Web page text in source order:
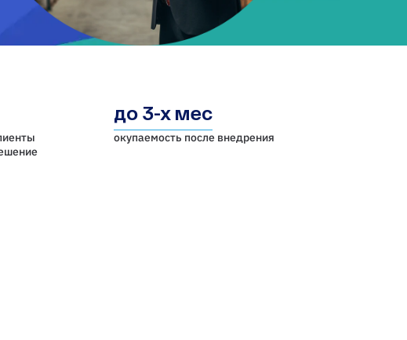
до 3-х мес
окупаемость после внедрения